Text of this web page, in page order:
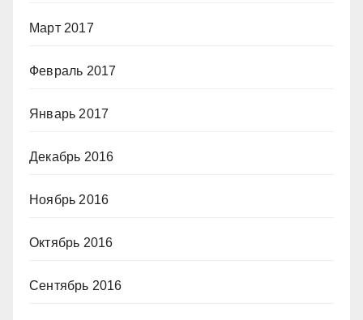
Март 2017
Февраль 2017
Январь 2017
Декабрь 2016
Ноябрь 2016
Октябрь 2016
Сентябрь 2016